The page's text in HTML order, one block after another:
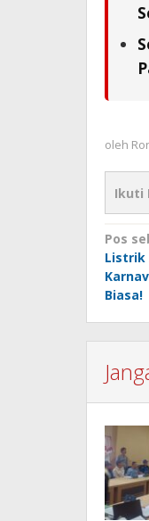
oleh
Ikuti
pos
Pos
Listrik
Biasa!